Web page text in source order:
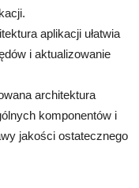
aplikacji ułatwia
i aktualizowanie
architektura
komponentów i
jakości ostatecznego